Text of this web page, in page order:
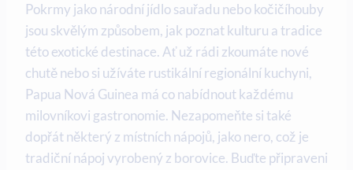
Pokrmy jako národní jídlo ⁤sauřadu ​nebo kočičíhouby
jsou skvělým způsobem, ‍jak poznat kulturu a tradice
této exotické destinace. Ať už rádi zkoumáte​ nové
chutě⁤ nebo si užíváte ⁤rustikální regionální kuchyni,⁤
Papua Nová Guinea má⁢ co nabídnout každému
milovníkovi ⁣gastronomie. Nezapomeňte si také⁢
dopřát některý z ‍místních nápojů, jako nero, což ‌je
tradiční nápoj vyrobený z borovice. Buďte připraveni